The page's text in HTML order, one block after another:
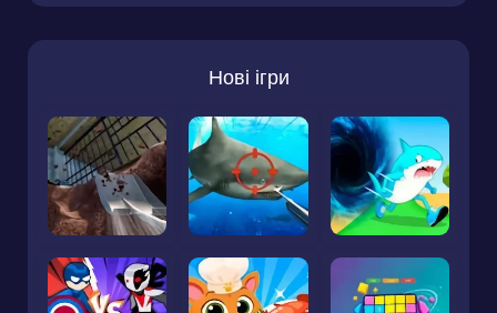
Нові ігри